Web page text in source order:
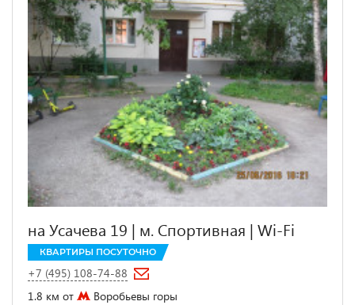
на Усачева 19 | м. Спортивная | Wi-Fi
КВАРТИРЫ ПОСУТОЧНО
+7 (495) 108-74-88
1.8 км от
Воробьевы горы